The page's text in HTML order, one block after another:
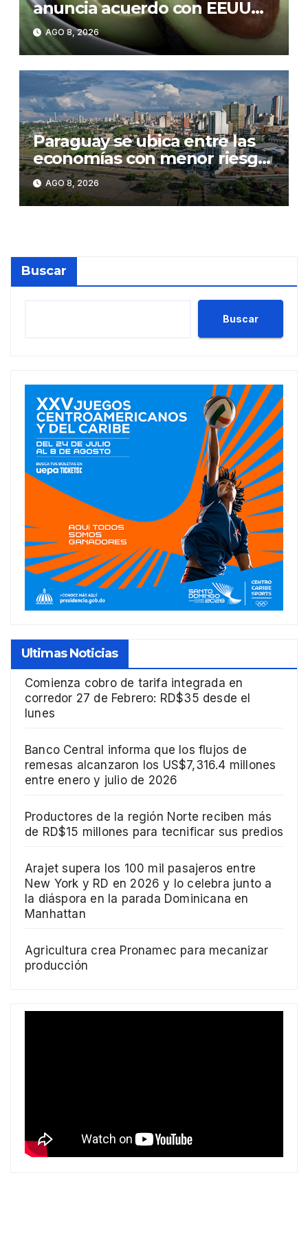
anuncia acuerdo con EEUU
para enviar más de 1.000
toneladas de aguacate
AGO 8, 2026
Paraguay se ubica entre las
economías con menor riesgo
país de Latinoamérica
AGO 8, 2026
Buscar
Buscar
Ultimas Noticias
Comienza cobro de tarifa integrada en
corredor 27 de Febrero: RD$35 desde el
lunes
Banco Central informa que los flujos de
remesas alcanzaron los US$7,316.4 millones
entre enero y julio de 2026
Productores de la región Norte reciben más
de RD$15 millones para tecnificar sus predios
Arajet supera los 100 mil pasajeros entre
New York y RD en 2026 y lo celebra junto a
la diáspora en la parada Dominicana en
Manhattan
Agricultura crea Pronamec para mecanizar
producción